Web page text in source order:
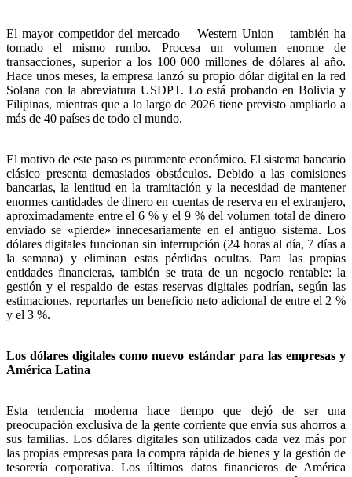
El mayor competidor del mercado —Western Union— también ha
tomado el mismo rumbo. Procesa un volumen enorme de
transacciones, superior a los 100 000 millones de dólares al año.
Hace unos meses, la empresa lanzó su propio dólar digital en la red
Solana con la abreviatura USDPT. Lo está probando en Bolivia y
Filipinas, mientras que a lo largo de 2026 tiene previsto ampliarlo a
más de 40 países de todo el mundo.
El motivo de este paso es puramente económico. El sistema bancario
clásico presenta demasiados obstáculos. Debido a las comisiones
bancarias, la lentitud en la tramitación y la necesidad de mantener
enormes cantidades de dinero en cuentas de reserva en el extranjero,
aproximadamente entre el 6 % y el 9 % del volumen total de dinero
enviado se «pierde» innecesariamente en el antiguo sistema. Los
dólares digitales funcionan sin interrupción (24 horas al día, 7 días a
la semana) y eliminan estas pérdidas ocultas. Para las propias
entidades financieras, también se trata de un negocio rentable: la
gestión y el respaldo de estas reservas digitales podrían, según las
estimaciones, reportarles un beneficio neto adicional de entre el 2 %
y el 3 %.
Los dólares digitales como nuevo estándar para las empresas y
América Latina
Esta tendencia moderna hace tiempo que dejó de ser una
preocupación exclusiva de la gente corriente que envía sus ahorros a
sus familias. Los dólares digitales son utilizados cada vez más por
las propias empresas para la compra rápida de bienes y la gestión de
tesorería corporativa. Los últimos datos financieros de América